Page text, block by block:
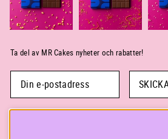
Ta del av MR Cakes nyheter och rabatter!